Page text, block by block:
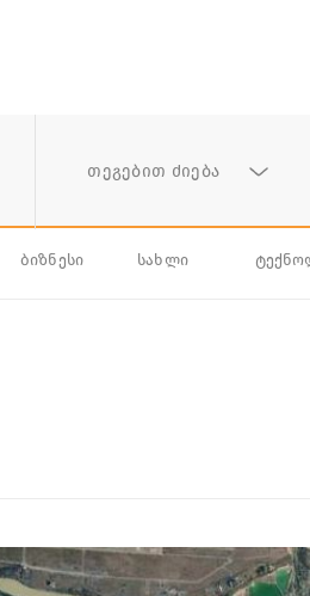
თეგებით ძიება
ბიზნესი სახლი